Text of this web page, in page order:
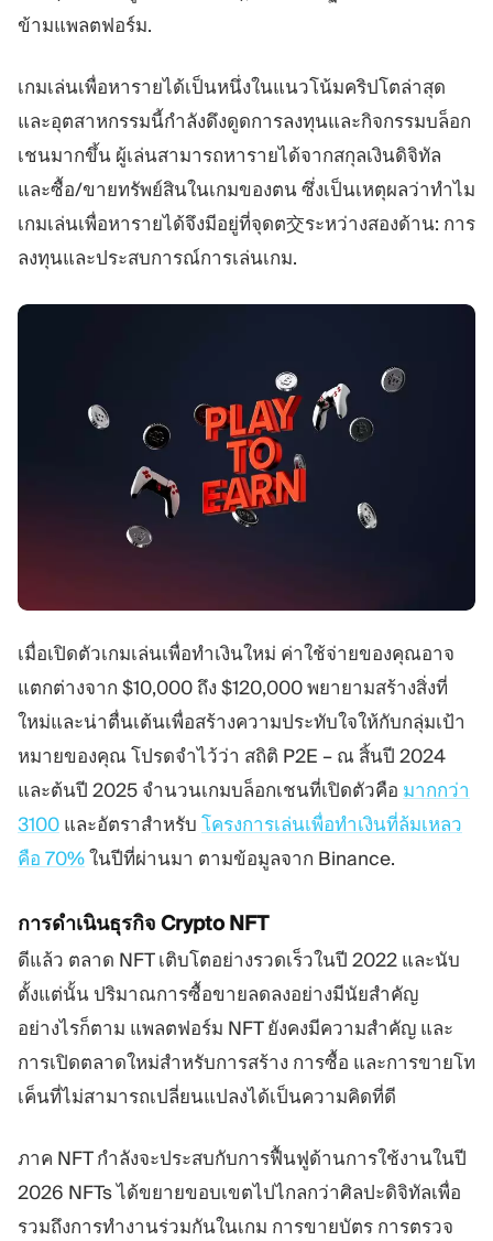
ข้ามแพลตฟอร์ม.
เกมเล่นเพื่อหารายได้เป็นหนึ่งในแนวโน้มคริปโตล่าสุด
และอุตสาหกรรมนี้กำลังดึงดูดการลงทุนและกิจกรรมบล็อก
เชนมากขึ้น ผู้เล่นสามารถหารายได้จากสกุลเงินดิจิทัล
และซื้อ/ขายทรัพย์สินในเกมของตน ซึ่งเป็นเหตุผลว่าทำไม
เกมเล่นเพื่อหารายได้จึงมีอยู่ที่จุดต交ระหว่างสองด้าน: การ
ลงทุนและประสบการณ์การเล่นเกม.
เมื่อเปิดตัวเกมเล่นเพื่อทำเงินใหม่ ค่าใช้จ่ายของคุณอาจ
แตกต่างจาก $10,000 ถึง $120,000 พยายามสร้างสิ่งที่
ใหม่และน่าตื่นเต้นเพื่อสร้างความประทับใจให้กับกลุ่มเป้า
หมายของคุณ โปรดจำไว้ว่า สถิติ P2E – ณ สิ้นปี 2024
และต้นปี 2025 จำนวนเกมบล็อกเชนที่เปิดตัวคือ มากกว่า
3100 และอัตราสำหรับ โครงการเล่นเพื่อทำเงินที่ล้มเหลว
คือ 70%ในปีที่ผ่านมา ตามข้อมูลจาก Binance.
การดำเนินธุรกิจ Crypto NFT
ดีแล้ว ตลาด NFT เติบโตอย่างรวดเร็วในปี 2022 และนับ
ตั้งแต่นั้น ปริมาณการซื้อขายลดลงอย่างมีนัยสำคัญ
อย่างไรก็ตาม แพลตฟอร์ม NFT ยังคงมีความสำคัญ และ
การเปิดตลาดใหม่สำหรับการสร้าง การซื้อ และการขายโท
เค็นที่ไม่สามารถเปลี่ยนแปลงได้เป็นความคิดที่ดี
ภาค NFT กำลังจะประสบกับการฟื้นฟูด้านการใช้งานในปี
2026 NFTs ได้ขยายขอบเขตไปไกลกว่าศิลปะดิจิทัลเพื่อ
รวมถึงการทำงานร่วมกันในเกม การขายบัตร การตรวจ